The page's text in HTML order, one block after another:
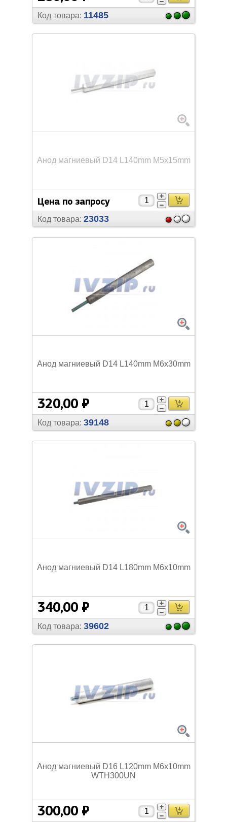
Код товара: 11485
Анод магниевый D14 L140mm M5х15mm
Цена по запросу
Код товара: 23033
Анод магниевый D14 L140mm M6х30mm
320,00 ₽
Код товара: 39148
Анод магниевый D14 L180mm M6х10mm
340,00 ₽
Код товара: 39602
Анод магниевый D16 L120mm M6x10mm
WTH300UN
300,00 ₽